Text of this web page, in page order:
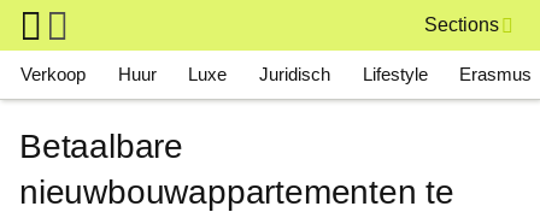
Skip to main content
Sections
Main navigation
Verkoop Huur Luxe Juridisch Lifestyle Erasmus
Betaalbare
nieuwbouwappartementen te